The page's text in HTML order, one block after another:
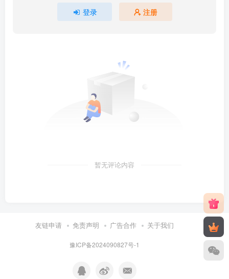
登录 注册
暂无评论内容
友链申请 免责声明 广告合作 关于我们
豫ICP备2024090827号-1